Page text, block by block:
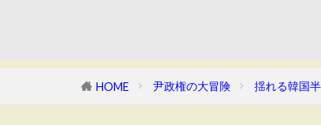
HOME 尹政権の大冒険 揺れる韓国